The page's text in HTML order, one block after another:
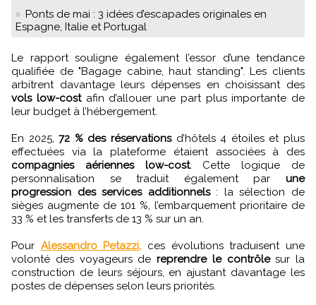
Ponts de mai : 3 idées d’escapades originales en
Espagne, Italie et Portugal
Le rapport souligne également l’essor d’une tendance
qualifiée de "Bagage cabine, haut standing". Les clients
arbitrent davantage leurs dépenses en choisissant des
vols low-costafin d’allouer une part plus importante de
leur budget à l’hébergement.
En 2025,72 % des réservationsd’hôtels 4 étoiles et plus
effectuées via la plateforme étaient associées à des
compagnies aériennes low-cost. Cette logique de
personnalisation se traduit également par une
progression des services additionnels: la sélection de
sièges augmente de 101 %, l’embarquement prioritaire de
33 % et les transferts de 13 % sur un an.
Pour Alessandro Petazzi, ces évolutions traduisent une
volonté des voyageurs de reprendre le contrôlesur la
construction de leurs séjours, en ajustant davantage les
postes de dépenses selon leurs priorités.